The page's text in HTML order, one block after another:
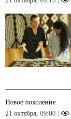
Новое поколение
21 октября, 09:00 |